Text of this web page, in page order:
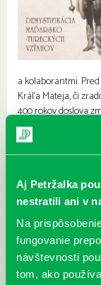
Aj Petržalka
nestratili ani v
Na
fungovanie
návštevnosti
tom, ako
a kolaborantmi.
Kráľa Mateja, či
400 rokov doslova
tomu s hrdosťou
hrdinovia: Žigmund
Imrich Tókeli? Aká